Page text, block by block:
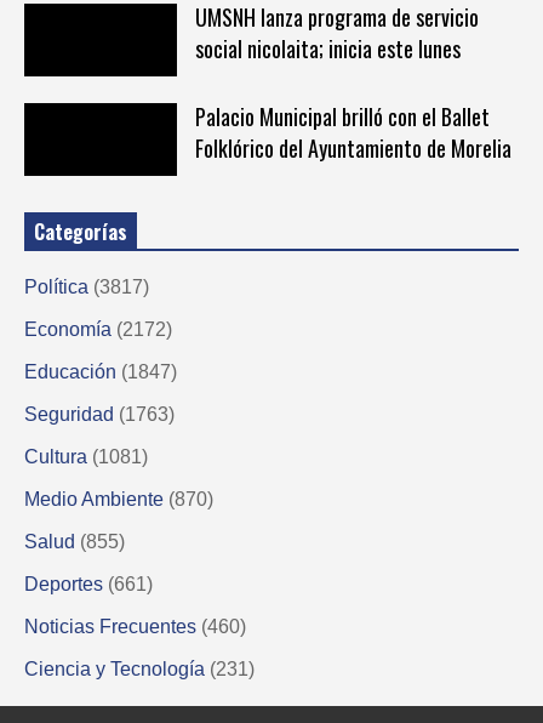
UMSNH lanza programa de servicio
social nicolaita; inicia este lunes
Palacio Municipal brilló con el Ballet
Folklórico del Ayuntamiento de Morelia
Categorías
Política (3817)
Economía (2172)
Educación (1847)
Seguridad (1763)
Cultura (1081)
Medio Ambiente (870)
Salud (855)
Deportes (661)
Noticias Frecuentes (460)
Ciencia y Tecnología (231)